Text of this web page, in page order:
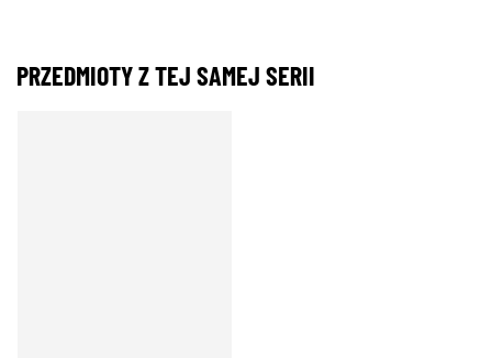
PRZEDMIOTY Z TEJ SAMEJ SERII